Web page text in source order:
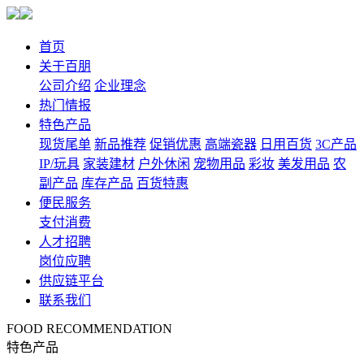
首页
关于百朋
公司介绍 企业理念
热门情报
特色产品
现货尾单 新品推荐 促销优惠 高端瓷器 日用百货 3C产品
IP/玩具 家装建材 户外休闲 宠物用品 彩妆 美发用品 农
副产品 库存产品 百货特惠
便民服务
支付消费
人才招聘
岗位应聘
供应链平台
联系我们
FOOD RECOMMENDATION
特色产品